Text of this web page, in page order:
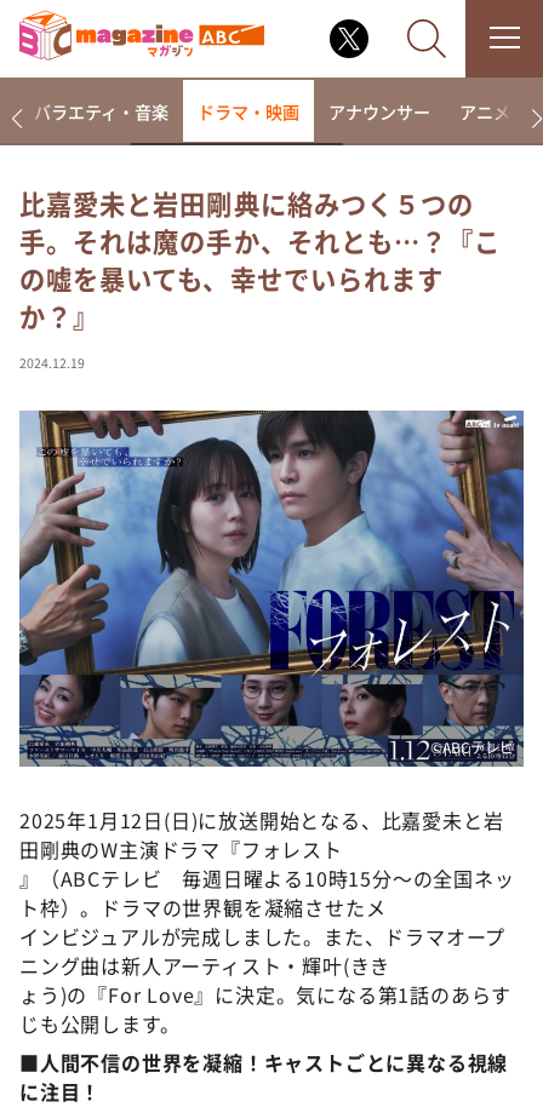
なるみ・岡村の過ぎるTV
相席食堂
これ余談なんですけど・・・
～人生密着トークバラエティ！～ やすとものいたっ
て真剣です
探偵！ナイトスクープ
news おかえり
河合＆A.B.C-Z塚田×福井アナ「なんでやねん！？」
（news おかえり）
DAIGOも台所 ～きょうの献立 何にする？～
本日はダイアンなり！シーズン２
朝だ！生です旅サラダ
教えて！ニュースライブ 正義のミカタ
ＬＩＦＥ～夢のカタチ～
新婚さんいらっしゃい！
ザキ山小屋本館
ぺこぱのまるスポ
アナ回覧板
バラエティ・音楽 ドラマ・映画 アナウンサー アニメ・
比嘉愛未と岩田剛典に絡みつく５つの
手。それは魔の手か、それとも…？『こ
の嘘を暴いても、幸せでいられます
か？』
2024.12.19
©️ABCテレビ
2025年1月12日(日)に放送開始となる、比嘉愛未と岩
田剛典のW主演ドラマ『フォレスト
』（ABCテレビ 毎週日曜よる10時15分～の全国ネッ
ト枠）。ドラマの世界観を凝縮させたメ
インビジュアルが完成しました。また、ドラマオープ
ニング曲は新人アーティスト・輝叶(きき
ょう)の『For Love』に決定。気になる第1話のあらす
じも公開します。
■人間不信の世界を凝縮！キャストごとに異なる視線
に注目！